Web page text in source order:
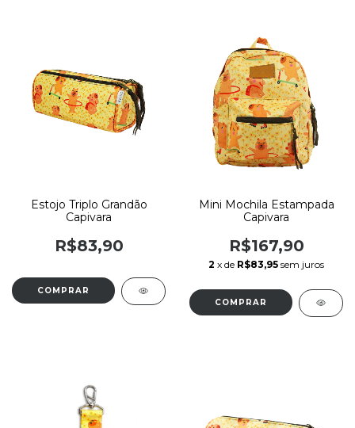
Estojo Triplo Grandão
Capivara
R$83,90
Mini Mochila Estampada
Capivara
R$167,90
2 x de R$83,95 sem juros